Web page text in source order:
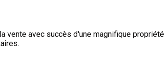
vente avec succès d'une magnifique propriété